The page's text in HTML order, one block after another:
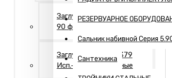
РЕЗЕРВУАРНОЕ
Сальник набивной Серия
Сантехника
Заглушки АТК 24.200.02-
90 фланцевые
Заглушки ГОСТ 17379
Исп.- 1. Оцинкованные